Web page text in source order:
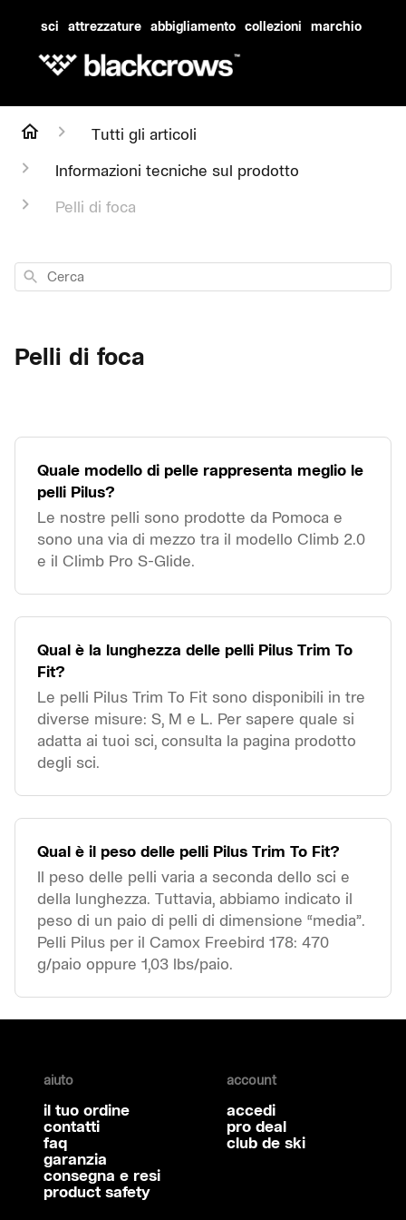
sci attrezzature abbigliamento collezioni marchio
Tutti gli articoli
Informazioni tecniche sul prodotto
Pelli di foca
Cerca
Pelli di foca
Quale modello di pelle rappresenta meglio le
pelli Pilus?
Le nostre pelli sono prodotte da Pomoca e
sono una via di mezzo tra il modello Climb 2.0
e il Climb Pro S-Glide.
Qual è la lunghezza delle pelli Pilus Trim To
Fit?
Le pelli Pilus Trim To Fit sono disponibili in tre
diverse misure: S, M e L. Per sapere quale si
adatta ai tuoi sci, consulta la pagina prodotto
degli sci.
Qual è il peso delle pelli Pilus Trim To Fit?
Il peso delle pelli varia a seconda dello sci e
della lunghezza. Tuttavia, abbiamo indicato il
peso di un paio di pelli di dimensione “media”.
Pelli Pilus per il Camox Freebird 178: 470
g/paio oppure 1,03 lbs/paio.
aiuto
il tuo ordine
contatti
faq
garanzia
consegna e resi
product safety
account
accedi
pro deal
club de ski